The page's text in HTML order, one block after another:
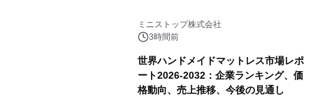
ミニストップ株式会社
3時間前
世界ハンドメイドマットレス市場レポ
ート2026-2032：企業ランキング、価
格動向、売上推移、今後の見通し